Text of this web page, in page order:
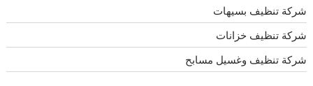
شركة تنظيف بسيهات
شركة تنظيف خزانات
شركة تنظيف وغسيل مسابح